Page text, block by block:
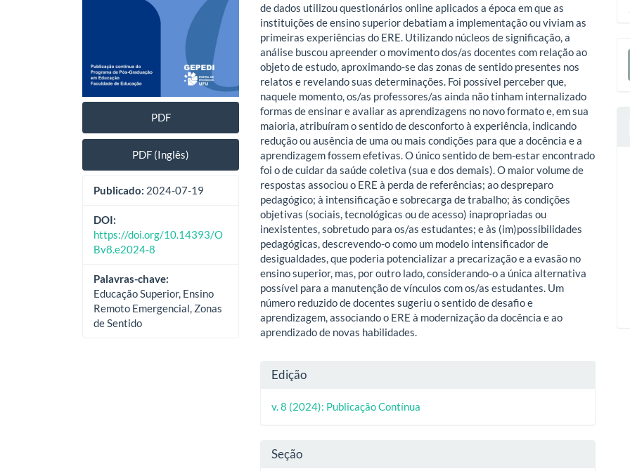
PDF
PDF (Inglês)
Publicado: 2024-07-19
DOI:
https://doi.org/10.14393/O
Bv8.e2024-8
Palavras-chave:
Educação Superior, Ensino
Remoto Emergencial, Zonas
de Sentido
de dados utilizou questionários online aplicados a época em que as
instituições de ensino superior debatiam a implementação ou viviam as
primeiras experiências do ERE. Utilizando núcleos de significação, a
análise buscou apreender o movimento dos/as docentes com relação ao
objeto de estudo, aproximando-se das zonas de sentido presentes nos
relatos e revelando suas determinações. Foi possível perceber que,
naquele momento, os/as professores/as ainda não tinham internalizado
formas de ensinar e avaliar as aprendizagens no novo formato e, em sua
maioria, atribuíram o sentido de desconforto à experiência, indicando
redução ou ausência de uma ou mais condições para que a docência e a
aprendizagem fossem efetivas. O único sentido de bem-estar encontrado
foi o de cuidar da saúde coletiva (sua e dos demais). O maior volume de
respostas associou o ERE à perda de referências; ao despreparo
pedagógico; à intensificação e sobrecarga de trabalho; às condições
objetivas (sociais, tecnológicas ou de acesso) inapropriadas ou
inexistentes, sobretudo para os/as estudantes; e às (im)possibilidades
pedagógicas, descrevendo-o como um modelo intensificador de
desigualdades, que poderia potencializar a precarização e a evasão no
ensino superior, mas, por outro lado, considerando-o a única alternativa
possível para a manutenção de vínculos com os/as estudantes. Um
número reduzido de docentes sugeriu o sentido de desafio e
aprendizagem, associando o ERE à modernização da docência e ao
aprendizado de novas habilidades.
Detalhes
do
artigo
Edição
v. 8 (2024): Publicação Contínua
Seção